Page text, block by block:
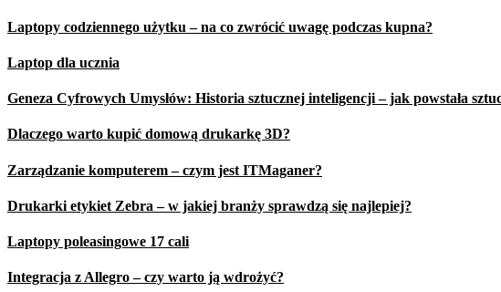
Laptopy codziennego użytku – na co zwrócić uwagę podczas kupna?
Laptop dla ucznia
Geneza Cyfrowych Umysłów: Historia sztucznej inteligencji – jak powstała
Dlaczego warto kupić domową drukarkę 3D?
Zarządzanie komputerem – czym jest ITMaganer?
Drukarki etykiet Zebra – w jakiej branży sprawdzą się najlepiej?
Laptopy poleasingowe 17 cali
Integracja z Allegro – czy warto ją wdrożyć?